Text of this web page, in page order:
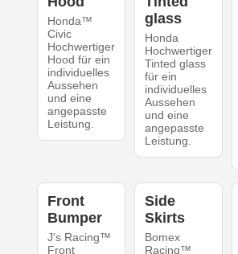
Honda™
Civic
Hochwertiger
Hood für ein
individuelles
Aussehen
und eine
angepasste
Leistung.
glass
Honda
Hochwertiger
Tinted glass
für ein
individuelles
Aussehen
und eine
angepasste
Leistung.
Front
Bumper
J's Racing™
Front
Side
Skirts
Bomex
Racing™